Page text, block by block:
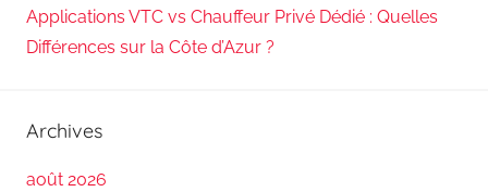
Applications VTC vs Chauffeur Privé Dédié : Quelles
Différences sur la Côte d’Azur ?
Archives
août 2026